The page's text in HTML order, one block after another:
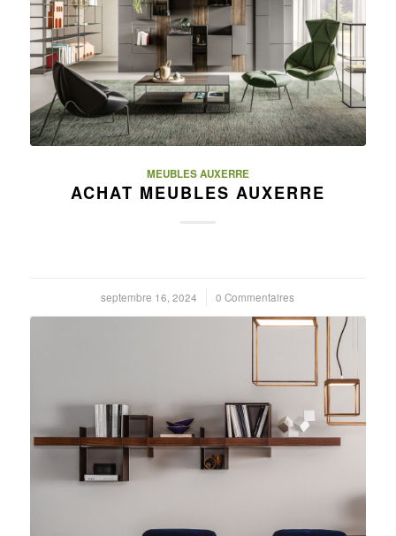
MEUBLES AUXERRE
ACHAT MEUBLES AUXERRE
septembre 16, 2024
/ 0 Commentaires